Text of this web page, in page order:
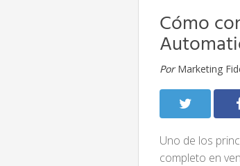
Cómo
Por Marketing
Uno de los
completo en